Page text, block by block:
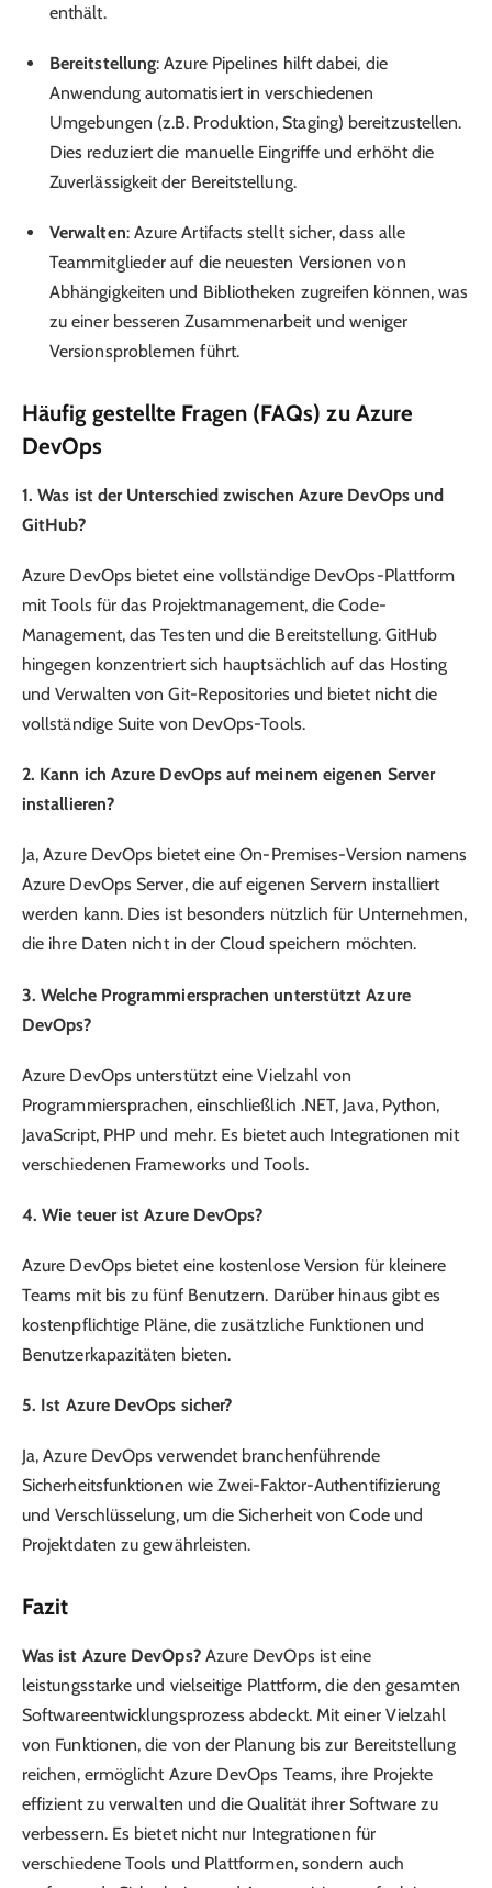
enthält.
Bereitstellung: Azure Pipelines hilft dabei, die
Anwendung automatisiert in verschiedenen
Umgebungen (z.B. Produktion, Staging) bereitzustellen.
Dies reduziert die manuelle Eingriffe und erhöht die
Zuverlässigkeit der Bereitstellung.
Verwalten: Azure Artifacts stellt sicher, dass alle
Teammitglieder auf die neuesten Versionen von
Abhängigkeiten und Bibliotheken zugreifen können, was
zu einer besseren Zusammenarbeit und weniger
Versionsproblemen führt.
Häufig gestellte Fragen (FAQs) zu Azure
DevOps
1. Was ist der Unterschied zwischen Azure DevOps und
GitHub?
Azure DevOps bietet eine vollständige DevOps-Plattform
mit Tools für das Projektmanagement, die Code-
Management, das Testen und die Bereitstellung. GitHub
hingegen konzentriert sich hauptsächlich auf das Hosting
und Verwalten von Git-Repositories und bietet nicht die
vollständige Suite von DevOps-Tools.
2. Kann ich Azure DevOps auf meinem eigenen Server
installieren?
Ja, Azure DevOps bietet eine On-Premises-Version namens
Azure DevOps Server, die auf eigenen Servern installiert
werden kann. Dies ist besonders nützlich für Unternehmen,
die ihre Daten nicht in der Cloud speichern möchten.
3. Welche Programmiersprachen unterstützt Azure
DevOps?
Azure DevOps unterstützt eine Vielzahl von
Programmiersprachen, einschließlich .NET, Java, Python,
JavaScript, PHP und mehr. Es bietet auch Integrationen mit
verschiedenen Frameworks und Tools.
4. Wie teuer ist Azure DevOps?
Azure DevOps bietet eine kostenlose Version für kleinere
Teams mit bis zu fünf Benutzern. Darüber hinaus gibt es
kostenpflichtige Pläne, die zusätzliche Funktionen und
Benutzerkapazitäten bieten.
5. Ist Azure DevOps sicher?
Ja, Azure DevOps verwendet branchenführende
Sicherheitsfunktionen wie Zwei-Faktor-Authentifizierung
und Verschlüsselung, um die Sicherheit von Code und
Projektdaten zu gewährleisten.
Fazit
Was ist Azure DevOps?Azure DevOps ist eine
leistungsstarke und vielseitige Plattform, die den gesamten
Softwareentwicklungsprozess abdeckt. Mit einer Vielzahl
von Funktionen, die von der Planung bis zur Bereitstellung
reichen, ermöglicht Azure DevOps Teams, ihre Projekte
effizient zu verwalten und die Qualität ihrer Software zu
verbessern. Es bietet nicht nur Integrationen für
verschiedene Tools und Plattformen, sondern auch